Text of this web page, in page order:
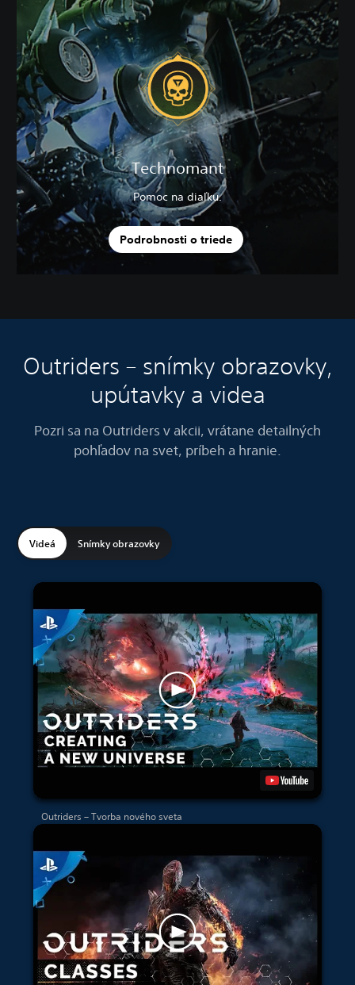
Technomant
Pomoc na diaľku.
Podrobnosti o triede
Outriders – snímky obrazovky,
upútavky a videa
Pozri sa na Outriders v akcii, vrátane detailných
pohľadov na svet, príbeh a hranie.
Videá Snímky obrazovky
Outriders – Tvorba nového sveta